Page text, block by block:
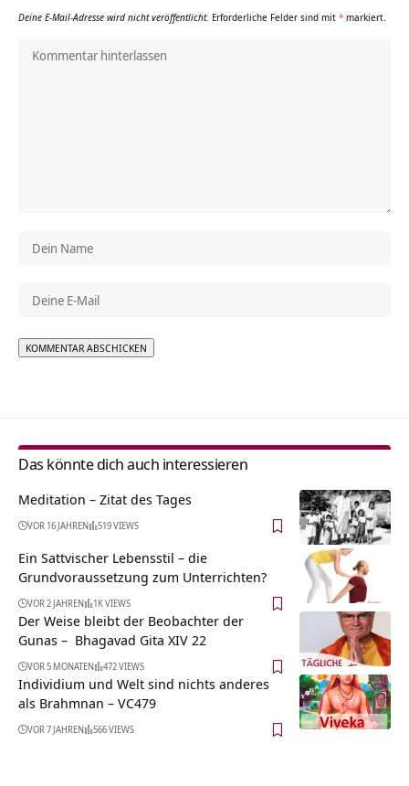
Deine E-Mail-Adresse wird nicht veröffentlicht. Erforderliche Felder sind mit * markiert.
Das könnte dich auch interessieren
Meditation – Zitat des Tages
VOR 16 JAHREN 519 VIEWS
Ein Sattvischer Lebensstil – die
Grundvoraussetzung zum Unterrichten?
VOR 2 JAHREN 1K VIEWS
Der Weise bleibt der Beobachter der
Gunas – Bhagavad Gita XIV 22
VOR 5 MONATEN 472 VIEWS
Individium und Welt sind nichts anderes
als Brahmnan – VC479
VOR 7 JAHREN 566 VIEWS